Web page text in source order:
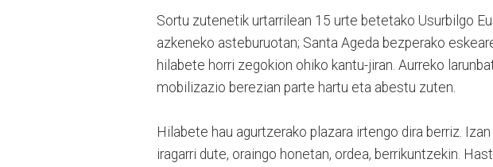
Sortu zutenetik urtarrilean 15 urte betetako Usurbilgo
azkeneko asteburuotan; Santa Ageda bezperako
hilabete horri zegokion ohiko kantu-jiran. Aurreko
mobilizazio berezian parte hartu eta abestu zuten.
Hilabete hau agurtzerako plazara irtengo dira berriz.
iragarri dute, oraingo honetan, ordea, berrikuntzekin.